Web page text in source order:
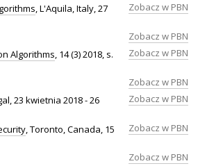
, L'Aquila, Italy, 27
Zobacz w PBN
Zobacz w PBN
Algorithms , 14 (3) 2018, s.
Zobacz w PBN
Zobacz w PBN
23 kwietnia 2018 - 26
Zobacz w PBN
, Toronto, Canada, 15
Zobacz w PBN
Zobacz w PBN